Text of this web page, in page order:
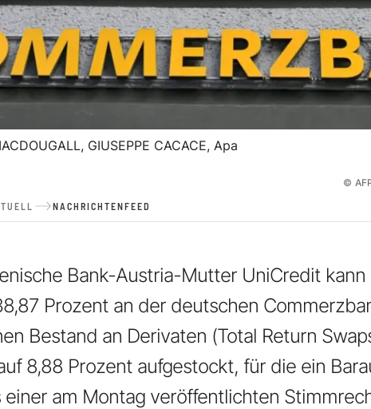
GIUSEPPE CACACE, Apa
©
NACHRICHTENFEED
Bank-Austria-Mutter UniCredit
Prozent an der deutschen
Bestand an Derivaten (Total Return
8,88 Prozent aufgestockt, für die ein
einer am Montag veröffentlichten